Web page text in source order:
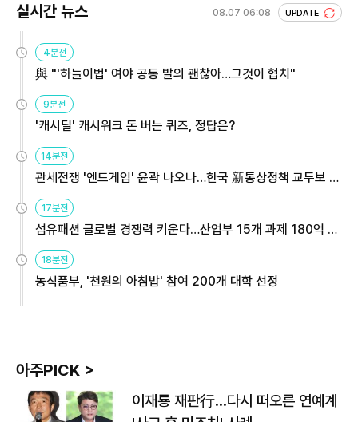
실시간 뉴스 08.07 06:08 UPDATE
4분전
與 "'하늘이법' 여야 공동 발의 괜찮아…그것이 협치"
9분전
'캐시딜' 캐시워크 돈 버는 퀴즈, 정답은?
14분전
관세전쟁 '엔드게임' 윤곽 나오나…한국 新통상정책 교두보 활
17분전
섬유패션 글로벌 경쟁력 키운다…산업부 15개 과제 180억 지
18분전
농식품부, '천원의 아침밥' 참여 200개 대학 선정
아주PICK >
이재룡 재판行…다시 떠오른 연예계